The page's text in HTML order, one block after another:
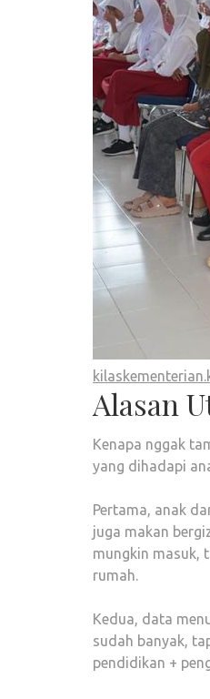
Alasan
Kenapa nggak
yang dihadapi
Pertama, anak
juga makan
mungkin masuk,
rumah.
Kedua, data
sudah banyak,
pendidikan +